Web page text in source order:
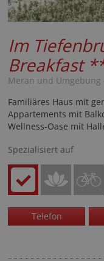
Im
Breakfast
Meran und Umgebung
Familiäres Haus mit
Appartements mit
Wellness-Oase mit
Spezialisiert auf
Telefon